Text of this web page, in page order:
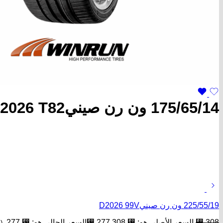
175/65/14 ون رن صينيD2026 T82
225/55/19 ون رن صينيD2026 99V